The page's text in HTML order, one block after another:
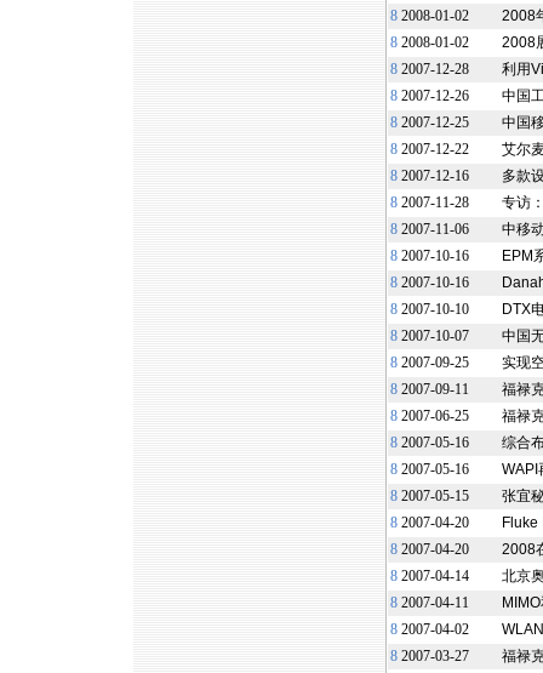
8 2008-01-02
2008
8 2008-01-02
2008
8 2007-12-28
利用
8 2007-12-26
中国
8 2007-12-25
中国
8 2007-12-22
艾尔
8 2007-12-16
多款
8 2007-11-28
专访
8 2007-11-06
中移
8 2007-10-16
EPM
8 2007-10-16
8 2007-10-10
DTX
8 2007-10-07
中国
8 2007-09-25
实现
8 2007-09-11
福禄
8 2007-06-25
福禄
8 2007-05-16
综合
8 2007-05-16
WAPI
8 2007-05-15
张宜
8 2007-04-20
Fluke
8 2007-04-20
2008
8 2007-04-14
北京
8 2007-04-11
8 2007-04-02
8 2007-03-27
福禄